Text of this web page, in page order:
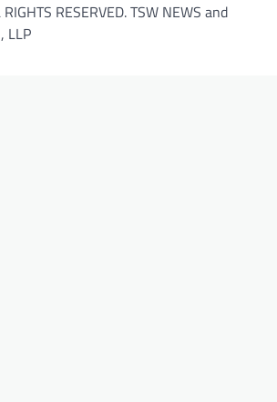
RESERVED. TSW NEWS and
LLP